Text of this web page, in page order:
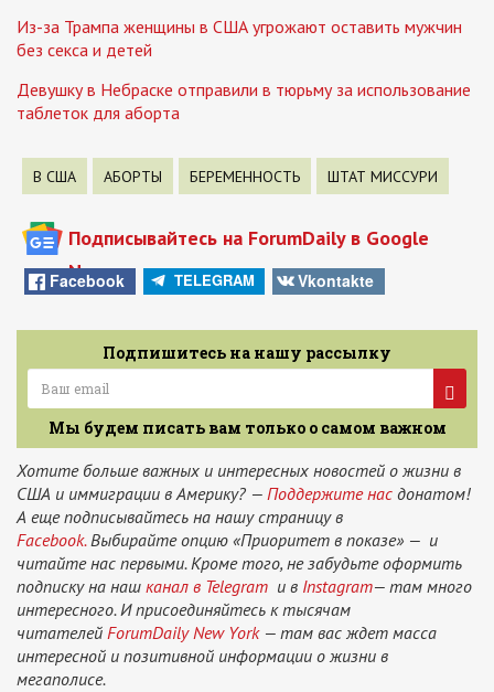
Из-за Трампа женщины в США угрожают оставить мужчин
без секса и детей
Девушку в Небраске отправили в тюрьму за использование
таблеток для аборта
В США АБОРТЫ БЕРЕМЕННОСТЬ ШТАТ МИССУРИ
Подписывайтесь на ForumDaily в Google
News
Facebook TELEGRAM Vkontakte
Подпишитесь на нашу рассылку
Мы будем писать вам только о самом важном
Хотите больше важных и интересных новостей о жизни в
США и иммиграции в Америку? — Поддержите нас донатом!
А еще подписывайтесь на нашу страницу в
Facebook.Выбирайте опцию «Приоритет в показе» — и
читайте нас первыми. Кроме того, не забудьте оформить
подписку на наш канал в Telegram и в Instagram— там много
интересного. И присоединяйтесь к тысячам
читателей ForumDaily New York— там вас ждет масса
интересной и позитивной информации о жизни в
мегаполисе.